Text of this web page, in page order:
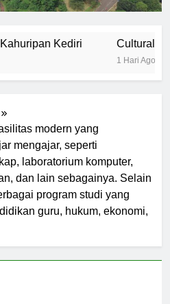
Kediri Cultural and
1 Hari Ago
modern yang
mengajar, seperti
laboratorium komputer,
dan lain sebagainya. Selain
program studi yang
guru, hukum, ekonomi,